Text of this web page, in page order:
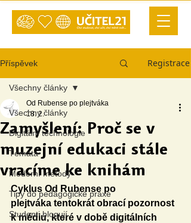
Příspěvek Registrace
Všechny články
Digitální technologie
Témata
Moderní metody
Tipy do pedagogické praxe
Studenti blogují
Všechny články
Zamyšlení: Proč se v
muzejní edukaci stále
vracíme ke knihám
Od Rubense po plejtváka
18. 2.
Cyklus Od Rubense po
plejtváka tentokrát obrací pozornost
k médiu, které v době digitálních